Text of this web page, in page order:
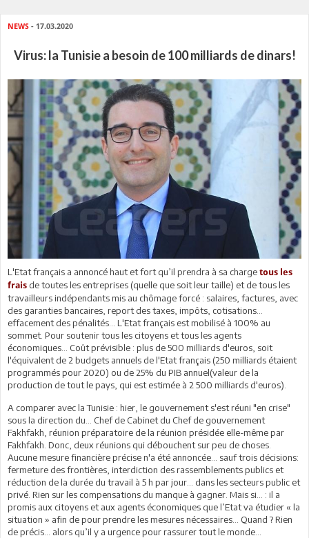
NEWS - 17.03.2020
Virus: la Tunisie a besoin de 100 milliards de dinars!
L'Etat français a annoncé haut et fort qu’il prendra à sa charge tous les
frais de toutes les entreprises (quelle que soit leur taille) et de tous les
travailleurs indépendants mis au chômage forcé : salaires, factures, avec
des garanties bancaires, report des taxes, impôts, cotisations...
effacement des pénalités... L'Etat français est mobilisé à 100% au
sommet. Pour soutenir tous les citoyens et tous les agents
économiques... Coût prévisible : plus de 500 milliards d'euros, soit
l'équivalent de 2 budgets annuels de l'Etat français (250 milliards étaient
programmés pour 2020) ou de 25% du PIB annuel(valeur de la
production de tout le pays, qui est estimée à 2 500 milliards d'euros).
A comparer avec la Tunisie : hier, le gouvernement s'est réuni "en crise"
sous la direction du... Chef de Cabinet du Chef de gouvernement
Fakhfakh, réunion préparatoire de la réunion présidée elle-même par
Fakhfakh. Donc, deux réunions qui débouchent sur peu de choses.
Aucune mesure financière précise n'a été annoncée... sauf trois décisions:
fermeture des frontières, interdiction des rassemblements publics et
réduction de la durée du travail à 5 h par jour… dans les secteurs public et
privé. Rien sur les compensations du manque à gagner. Mais si… : il a
promis aux citoyens et aux agents économiques que l’Etat va étudier « la
situation » afin de pour prendre les mesures nécessaires… Quand ? Rien
de précis… alors qu’il y a urgence pour rassurer tout le monde…